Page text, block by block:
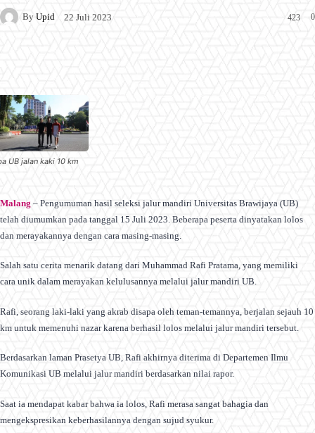
By Upid 22 Juli 2023 0
423
UB jalan kaki 10 km
Malang – Pengumuman hasil seleksi jalur mandiri Universitas Brawijaya (UB)
telah diumumkan pada tanggal 15 Juli 2023. Beberapa peserta dinyatakan lolos
dan merayakannya dengan cara masing-masing.
Salah satu cerita menarik datang dari Muhammad Rafi Pratama, yang memiliki
cara unik dalam merayakan kelulusannya melalui jalur mandiri UB.
Rafi, seorang laki-laki yang akrab disapa oleh teman-temannya, berjalan sejauh 10
km untuk memenuhi nazar karena berhasil lolos melalui jalur mandiri tersebut.
Berdasarkan laman Prasetya UB, Rafi akhirnya diterima di Departemen Ilmu
Komunikasi UB melalui jalur mandiri berdasarkan nilai rapor.
Saat ia mendapat kabar bahwa ia lolos, Rafi merasa sangat bahagia dan
mengekspresikan keberhasilannya dengan sujud syukur.